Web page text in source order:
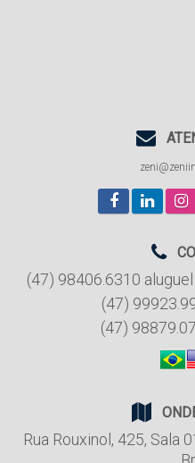
(47) 98406.6310 aluguel
(47)
(47)
Rua Rouxinol , 425, Sala